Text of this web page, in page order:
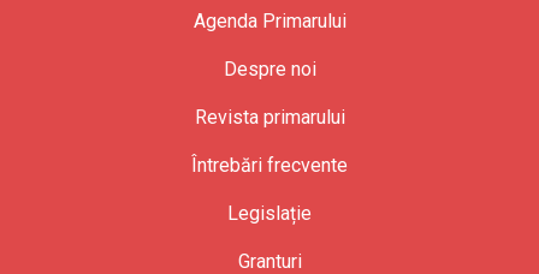
Agenda Primarului
Despre noi
Revista primarului
Întrebări frecvente
Legislație
Granturi